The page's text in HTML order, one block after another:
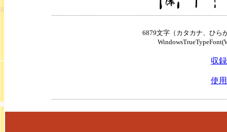
6879文字（カタカナ、ひら
収
使